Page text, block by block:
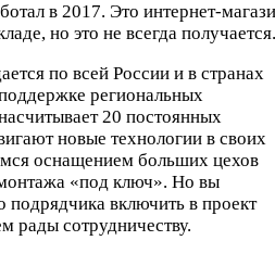
в 2017. Это интернет-
но это не всегда
по всей России и в странах
региональных
20 постоянных
новые технологии в своих
оснащением больших цехов
«под ключ». Но вы
включить в проект
рады сотрудничеству.